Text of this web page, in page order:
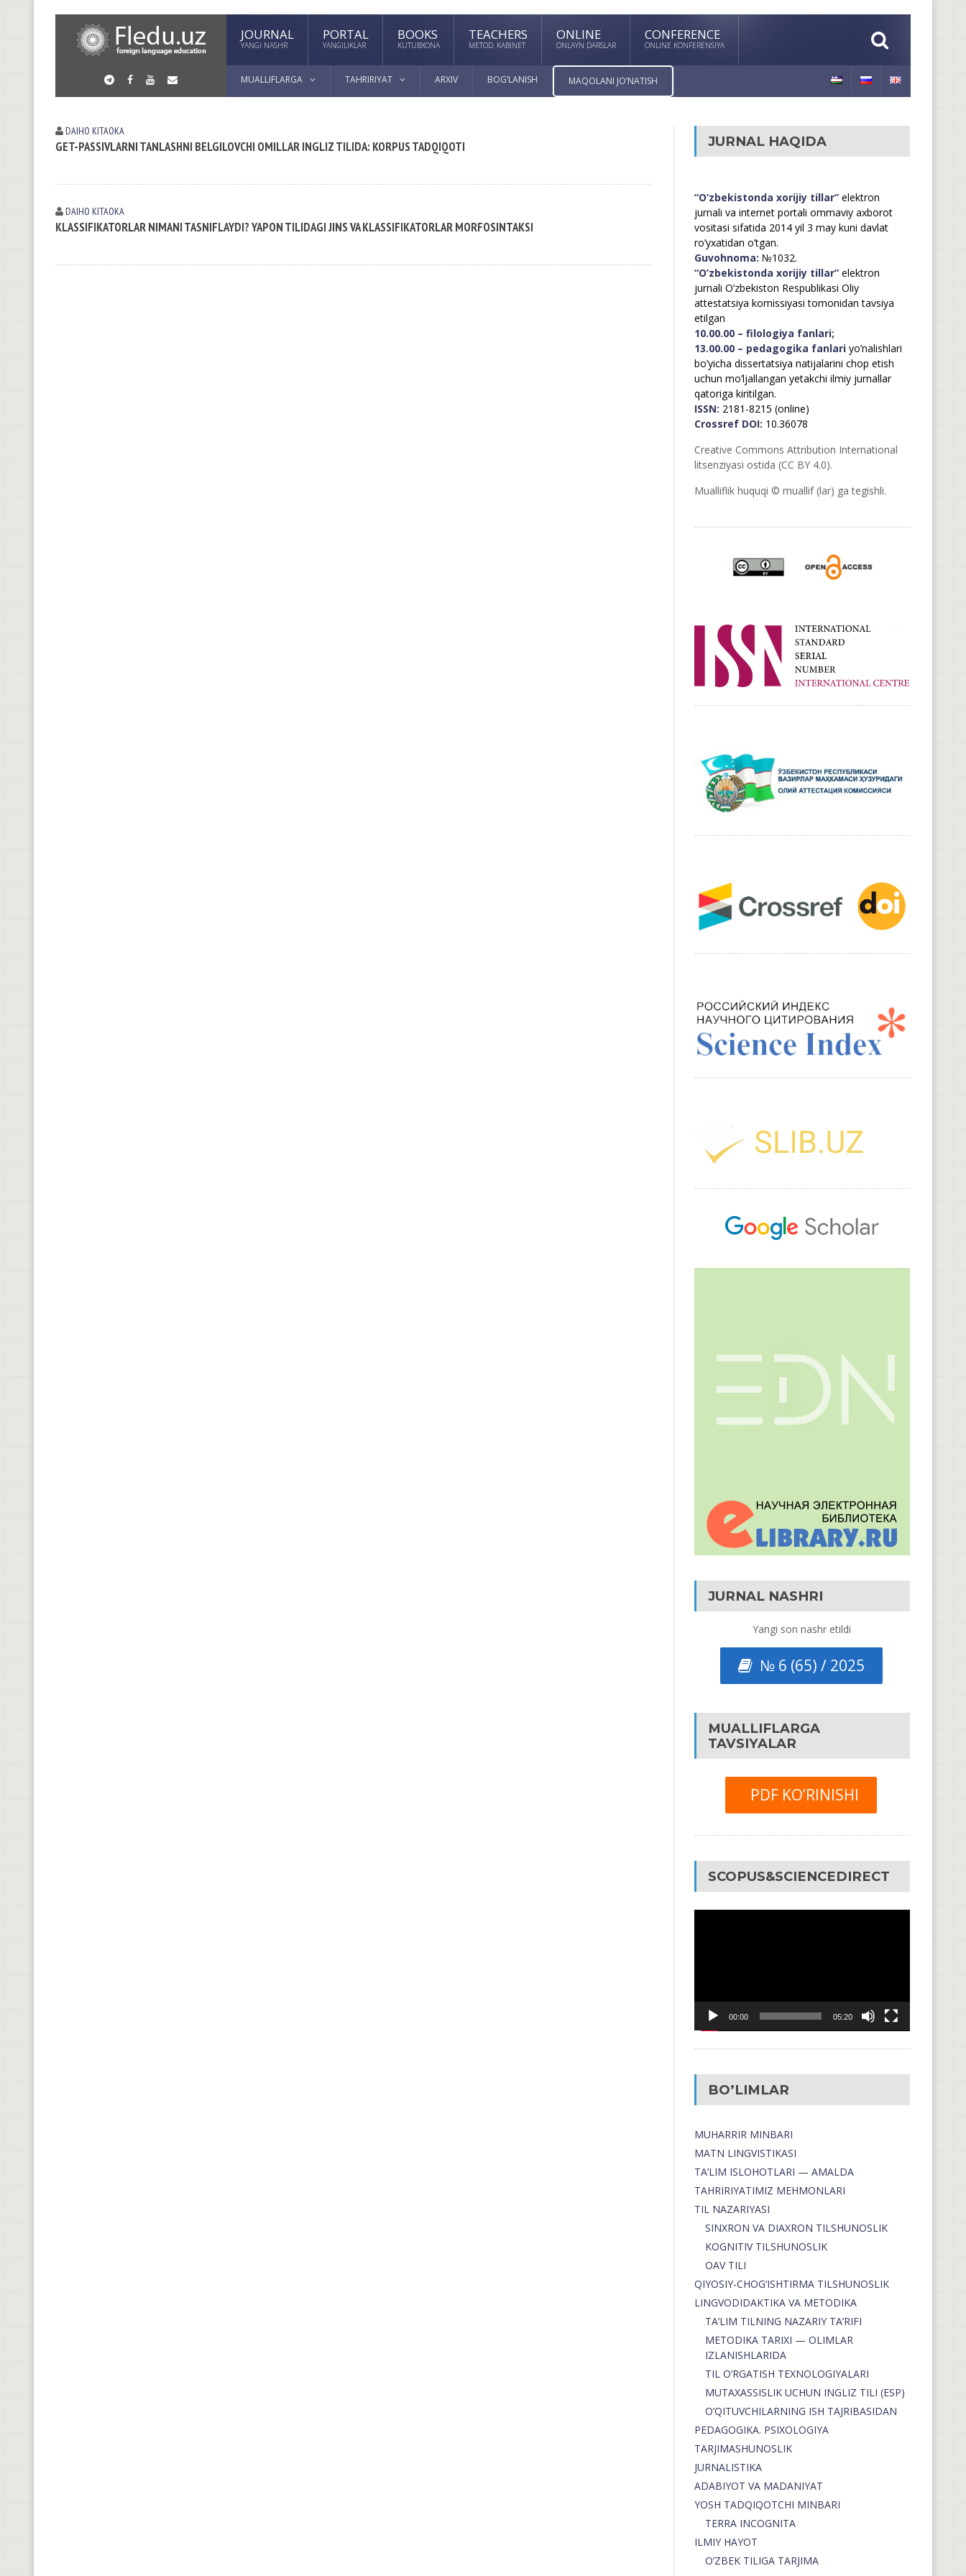
JOURNAL
YANGI NASHR
PORTAL
YANGILIKLAR
BOOKS
KUTUBXONA
TEACHERS
METOD. KABINET
ONLINE
ONLAYN DARSLAR
CONFERENCE
ONLINE KONFERENSIYA
MUALLIFLARGA TAHRIRIYAT ARXIV BOG’LANISH MAQOLANI JO’NATISH
DAIHO KITAOKA
GET-PASSIVLARNI TANLASHNI BELGILOVCHI OMILLAR INGLIZ TILIDA: KORPUS TADQIQOTI
DAIHO KITAOKA
KLASSIFIKATORLAR NIMANI TASNIFLAYDI? YAPON TILIDAGI JINS VA KLASSIFIKATORLAR MORFOSINTAKSI
JURNAL HAQIDA
“O’zbekistonda xorijiy tillar”elektron
jurnali va internet portali ommaviy axborot
vositasi sifatida 2014 yil 3 may kuni davlat
ro’yxatidan o’tgan.
Guvohnoma: №1032.
“O’zbekistonda xorijiy tillar”elektron
jurnali O’zbekiston Respublikasi Oliy
attestatsiya komissiyasi tomonidan tavsiya
etilgan
10.00.00 – filologiya fanlari;
13.00.00 – pedagogika fanlariyo’nalishlari
bo’yicha dissertatsiya natijalarini chop etish
uchun mo’ljallangan yetakchi ilmiy jurnallar
qatoriga kiritilgan.
ISSN: 2181-8215 (online)
Crossref DOI: 10.36078
Creative Commons Attribution International
litsenziyasi ostida (CC BY 4.0).
Mualliflik huquqi © muallif (lar) ga tegishli.
JURNAL NASHRI
Yangi son nashr etildi
№ 6 (65) / 2025
MUALLIFLARGA
TAVSIYALAR
PDF KO’RINISHI
SCOPUS&SCIENCEDIRECT
00:00 05:20
BO’LIMLAR
MUHARRIR MINBARI
MATN LINGVISTIKASI
TA’LIM ISLOHOTLARI — AMALDA
TAHRIRIYATIMIZ MEHMONLARI
TIL NAZARIYASI
SINXRON VA DIAXRON TILSHUNOSLIK
KOGNITIV TILSHUNOSLIK
OAV TILI
QIYOSIY-CHOG‘ISHTIRMA TILSHUNOSLIK
LINGVODIDAKTIKA VA METODIKA
TA’LIM TILNING NAZARIY TA’RIFI
METODIKA TARIXI — OLIMLAR
IZLANISHLARIDA
TIL O’RGATISH TEXNOLOGIYALARI
MUTAXASSISLIK UCHUN INGLIZ TILI (ESP)
O’QITUVCHILARNING ISH TAJRIBASIDAN
PEDAGOGIKA. PSIXOLOGIYA
TARJIMASHUNOSLIK
JURNALISTIKA
ADABIYOT VA MADANIYAT
YOSH TADQIQOTCHI MINBARI
TERRA INCOGNITA
ILMIY HAYOT
O’ZBEK TILIGA TARJIMA